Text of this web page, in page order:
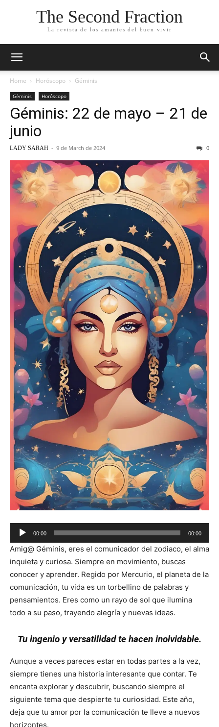
The Second Fraction
La revista de los amantes del buen vivir
Home Horóscopo Géminis
Géminis Horóscopo
Géminis: 22 de mayo – 21 de
junio
LADY SARAH - 9 de March de 2024 0
Audio
Player
00:00 00:00
Amig@ Géminis, eres el comunicador del zodiaco, el alma
inquieta y curiosa. Siempre en movimiento, buscas
conocer y aprender. Regido por Mercurio, el planeta de la
comunicación, tu vida es un torbellino de palabras y
pensamientos. Eres como un rayo de sol que ilumina
todo a su paso, trayendo alegría y nuevas ideas.
Tu ingenio y versatilidad te hacen inolvidable.
Aunque a veces pareces estar en todas partes a la vez,
siempre tienes una historia interesante que contar. Te
encanta explorar y descubrir, buscando siempre el
siguiente tema que despierte tu curiosidad. Este año,
deja que tu amor por la comunicación te lleve a nuevos
horizontes.